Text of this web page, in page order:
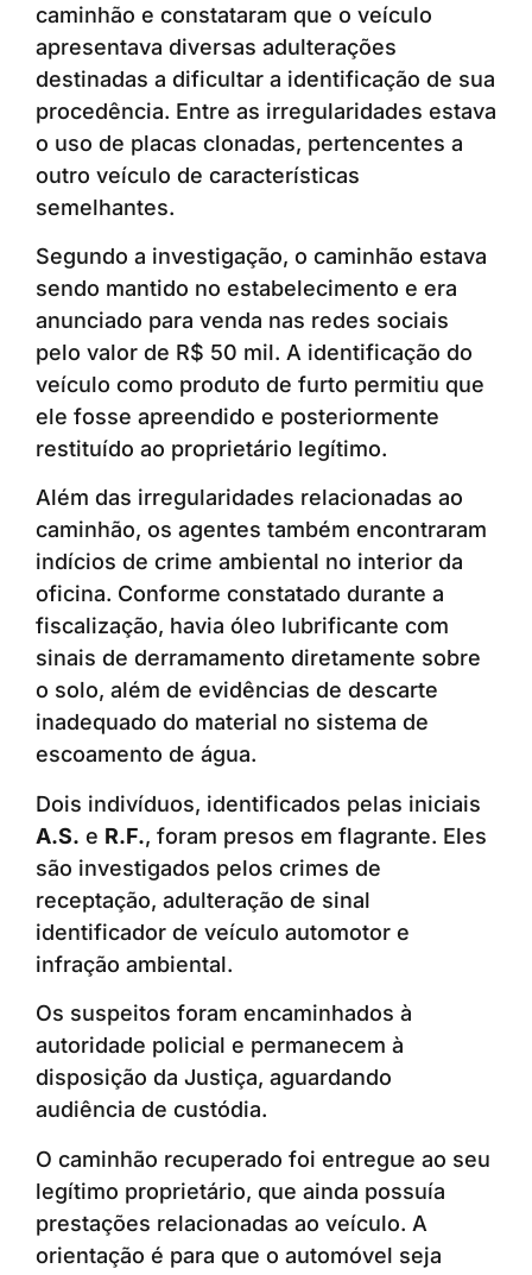
caminhão e constataram que o veículo
apresentava diversas adulterações
destinadas a dificultar a identificação de sua
procedência. Entre as irregularidades estava
o uso de placas clonadas, pertencentes a
outro veículo de características
semelhantes.
Segundo a investigação, o caminhão estava
sendo mantido no estabelecimento e era
anunciado para venda nas redes sociais
pelo valor de R$ 50 mil. A identificação do
veículo como produto de furto permitiu que
ele fosse apreendido e posteriormente
restituído ao proprietário legítimo.
Além das irregularidades relacionadas ao
caminhão, os agentes também encontraram
indícios de crime ambiental no interior da
oficina. Conforme constatado durante a
fiscalização, havia óleo lubrificante com
sinais de derramamento diretamente sobre
o solo, além de evidências de descarte
inadequado do material no sistema de
escoamento de água.
Dois indivíduos, identificados pelas iniciais
A.S. e R.F., foram presos em flagrante. Eles
são investigados pelos crimes de
receptação, adulteração de sinal
identificador de veículo automotor e
infração ambiental.
Os suspeitos foram encaminhados à
autoridade policial e permanecem à
disposição da Justiça, aguardando
audiência de custódia.
O caminhão recuperado foi entregue ao seu
legítimo proprietário, que ainda possuía
prestações relacionadas ao veículo. A
orientação é para que o automóvel seja